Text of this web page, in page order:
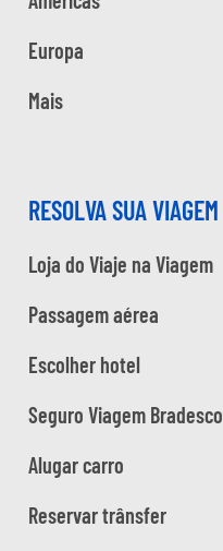
Europa
Mais
RESOLVA SUA VIAGEM
Loja do Viaje na Viagem
Passagem aérea
Escolher hotel
Seguro Viagem Bradesco
Alugar carro
Reservar trânsfer